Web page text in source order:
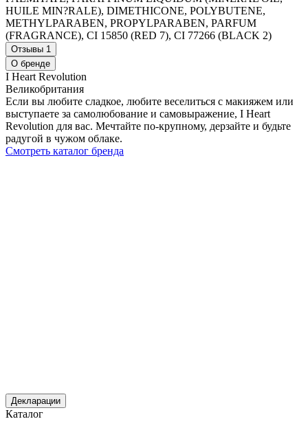
HUILE MIN?RALE), DIMETHICONE, POLYBUTENE,
METHYLPARABEN, PROPYLPARABEN, PARFUM
(FRAGRANCE), CI 15850 (RED 7), CI 77266 (BLACK 2)
Отзывы 1
О бренде
I Heart Revolution
Великобритания
Если вы любите сладкое, любите веселиться с макияжем или
выступаете за самолюбование и самовыражение, I Heart
Revolution для вас. Мечтайте по-крупному, дерзайте и будьте
радугой в чужом облаке.
Смотреть каталог бренда
Декларации
Каталог